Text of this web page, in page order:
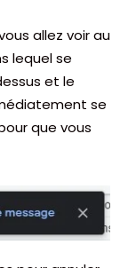
allez voir au
lequel se
et le
se
que vous